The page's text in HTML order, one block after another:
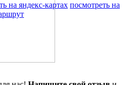
на яндекс-картах посмотреть на